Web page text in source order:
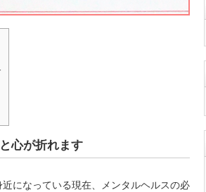
心が折れます
になっている現在、メンタルヘルスの必